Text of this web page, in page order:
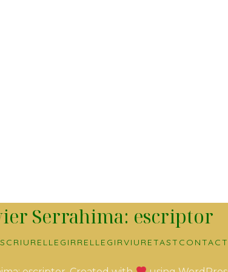
Serrahima: escriptor
LLEGIR RELLEGIRVIURETAST